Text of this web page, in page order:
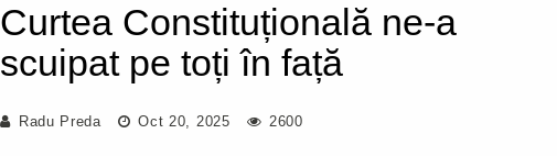
Curtea Constituțională ne-a
scuipat pe toți în față
Radu Preda Oct 20, 2025 2600